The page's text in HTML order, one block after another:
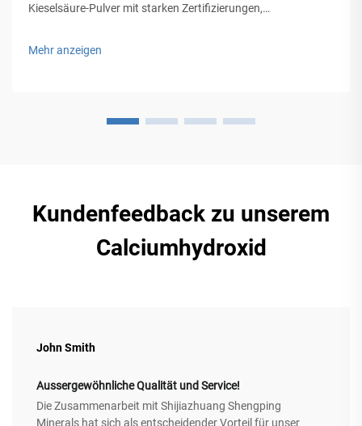
Kieselsäure-Pulver mit starken Zertifizierungen,
Erfolg auswählen. Holen Sie sich die vollständige Checkliste.
Mehr anzeigen
Kundenfeedback zu unserem
Calciumhydroxid
John Smith
Aussergewöhnliche Qualität und Service!
Die Zusammenarbeit mit Shijiazhuang Shengping
Minerals hat sich als entscheidender Vorteil für unser